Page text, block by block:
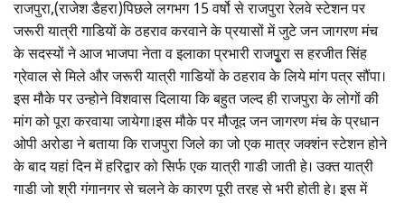
राजपुरा,(राजेश डैहरा)पिछले लगभग 15 वर्षो से राजपुरा रेलवे स्टेशन पर
जरूरी यात्री गाडियों के ठहराव करवाने के प्रयासों में जुटे जन जागरण मंच
के सदस्यों ने आज भाजपा नेता व इलाका प्रभारी राजपुृरा स हरजीत सिंह
ग्रेवाल से मिले और जरूरी यात्री गाडियों के ठहराव के लिये मांग पत्र सौंपा।
इस मौके पर उन्होने विशवास दिलाया कि बहुत जल्द ही राजपुरा के लोगों की
मांग को पूरा करवाया जायेगा।इस मौके पर मौजूद जन जागरण मंच के प्रधान
ओपी अरोडा ने बताया कि राजपुरा जिले का जो एक मात्र जक्शंन स्टेशन होने
के बाद यहां दिन में हरिद्वार को सिर्फ एक यात्री गाडी जाती हे। उक्त यात्री
गाडी जो श्री गंगानगर से चलने के कारण पूरी तरह से भरी होती हे। इस में